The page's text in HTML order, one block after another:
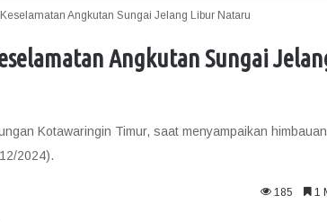
Angkutan Sungai Jelang Libur Nataru
Angkutan Sungai
Kotawaringin Timur, saat menyampaikan
2024).
185 1